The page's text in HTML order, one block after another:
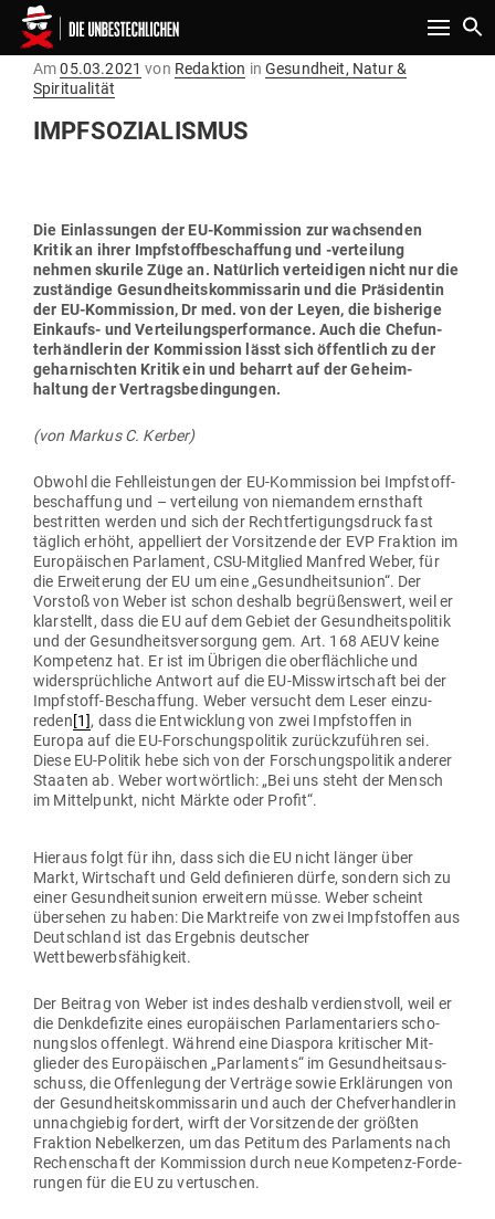
Toggle
AmGepostet
am
05.03.2021 von Redaktion in Gesundheit, Natur &
Spiritualität
IMPF­SO­ZIA­LISMUS
Die Ein­las­sungen der EU-Kom­mission zur wach­senden
Kritik an ihrer Impf­stoff­be­schaffung und ‑ver­teilung
nehmen skurile Züge an. Natürlich ver­tei­digen nicht nur die
zuständige Gesund­heits­kom­mis­sarin und die Prä­si­dentin
der EU-Kom­mission, Dr med. von der Leyen, die bis­herige
Ein­kaufs- und Ver­tei­lungs­per­for­mance. Auch die Chef­un­
ter­händ­lerin der Kom­mission lässt sich öffentlich zu der
gehar­nischten Kritik ein und beharrt auf der Geheim­
haltung der Vertragsbedingungen.
(von Markus C. Kerber)
Obwohl die Fehl­leis­tungen der EU-Kom­mission bei Impf­stoff­
be­schaffung und – ver­teilung von nie­mandem ernsthaft
bestritten werden und sich der Recht­fer­ti­gungs­druck fast
täglich erhöht, appel­liert der Vor­sit­zende der EVP Fraktion im
Euro­päi­schen Par­lament, CSU-Mit­glied Manfred Weber, für
die Erwei­terung der EU um eine „Gesund­heits­union“. Der
Vorstoß von Weber ist schon deshalb begrü­ßenswert, weil er
klar­stellt, dass die EU auf dem Gebiet der Gesund­heits­po­litik
und der Gesund­heits­ver­sorgung gem. Art. 168 AEUV keine
Kom­petenz hat. Er ist im Übrigen die ober­fläch­liche und
wider­sprüch­liche Antwort auf die EU-Miss­wirt­schaft bei der
Impf­stoff-Beschaffung. Weber ver­sucht dem Leser ein­zu­
reden[1], dass die Ent­wicklung von zwei Impf­stoffen in
Europa auf die EU-For­schungs­po­litik zurück­zu­führen sei.
Diese EU-Politik hebe sich von der For­schungs­po­litik anderer
Staaten ab. Weber wort­wörtlich: „Bei uns steht der Mensch
im Mit­tel­punkt, nicht Märkte oder Profit“.
Hieraus folgt für ihn, dass sich die EU nicht länger über
Markt, Wirt­schaft und Geld defi­nieren dürfe, sondern sich zu
einer Gesund­heits­union erweitern müsse. Weber scheint
über­sehen zu haben: Die Markt­reife von zwei Impf­stoffen aus
Deutschland ist das Ergebnis deut­scher
Wettbewerbsfähigkeit.
Der Beitrag von Weber ist indes deshalb ver­dienstvoll, weil er
die Denk­de­fizite eines euro­päi­schen Par­la­men­ta­riers scho­
nungslos offenlegt. Während eine Dia­spora kri­ti­scher Mit­
glieder des Euro­päi­schen „Par­la­ments“ im Gesund­heits­aus­
schuss, die Offen­legung der Ver­träge sowie Erklä­rungen von
der Gesund­heits­kom­mis­sarin und auch der Chef­ver­hand­lerin
unnach­giebig fordert, wirft der Vor­sit­zende der größten
Fraktion Nebel­kerzen, um das Petitum des Par­la­ments nach
Rechen­schaft der Kom­mission durch neue Kom­petenz-For­de­
rungen für die EU zu vertuschen.